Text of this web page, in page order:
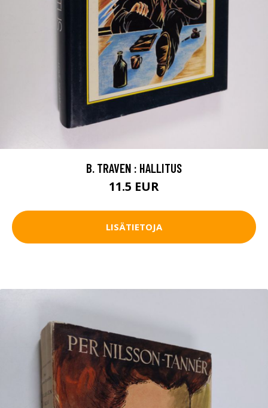
B. TRAVEN : HALLITUS
11.5 EUR
LISÄTIETOJA